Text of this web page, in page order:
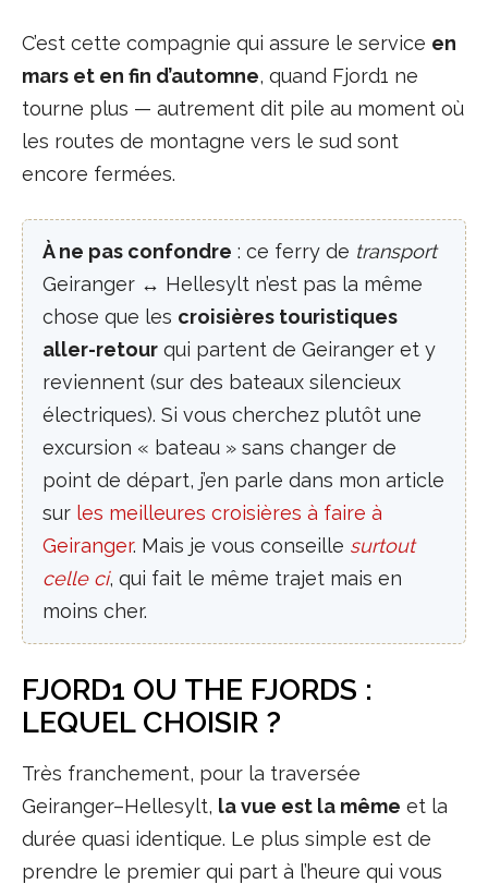
C’est cette compagnie qui assure le service en
mars et en fin d’automne, quand Fjord1 ne
tourne plus — autrement dit pile au moment où
les routes de montagne vers le sud sont
encore fermées.
À ne pas confondre : ce ferry de transport
Geiranger ↔ Hellesylt n’est pas la même
chose que les croisières touristiques
aller-retour qui partent de Geiranger et y
reviennent (sur des bateaux silencieux
électriques). Si vous cherchez plutôt une
excursion « bateau » sans changer de
point de départ, j’en parle dans mon article
sur les meilleures croisières à faire à
Geiranger. Mais je vous conseille surtout
celle ci, qui fait le même trajet mais en
moins cher.
FJORD1 OU THE FJORDS :
LEQUEL CHOISIR ?
Très franchement, pour la traversée
Geiranger–Hellesylt, la vue est la même et la
durée quasi identique. Le plus simple est de
prendre le premier qui part à l’heure qui vous